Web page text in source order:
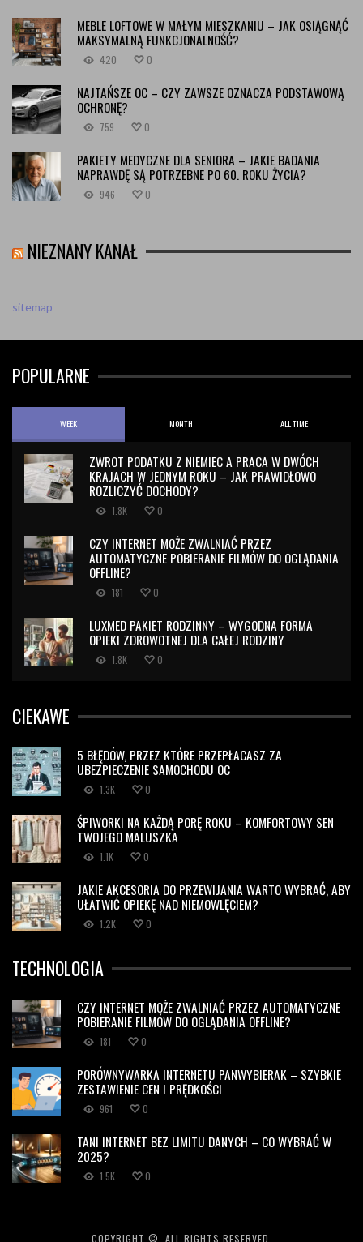
MEBLE LOFTOWE W MAŁYM MIESZKANIU – JAK OSIĄGNĄĆ
MAKSYMALNĄ FUNKCJONALNOŚĆ?
420 0
NAJTAŃSZE OC – CZY ZAWSZE OZNACZA PODSTAWOWĄ
OCHRONĘ?
759 0
PAKIETY MEDYCZNE DLA SENIORA – JAKIE BADANIA
NAPRAWDĘ SĄ POTRZEBNE PO 60. ROKU ŻYCIA?
946 0
NIEZNANY KANAŁ
sitemap
POPULARNE
WEEK MONTH ALL TIME
ZWROT PODATKU Z NIEMIEC A PRACA W DWÓCH
KRAJACH W JEDNYM ROKU – JAK PRAWIDŁOWO
ROZLICZYĆ DOCHODY?
1.8K 0
CZY INTERNET MOŻE ZWALNIAĆ PRZEZ
AUTOMATYCZNE POBIERANIE FILMÓW DO OGLĄDANIA
OFFLINE?
181 0
LUXMED PAKIET RODZINNY – WYGODNA FORMA
OPIEKI ZDROWOTNEJ DLA CAŁEJ RODZINY
1.8K 0
CIEKAWE
5 BŁĘDÓW, PRZEZ KTÓRE PRZEPŁACASZ ZA
UBEZPIECZENIE SAMOCHODU OC
1.3K 0
ŚPIWORKI NA KAŻDĄ PORĘ ROKU – KOMFORTOWY SEN
TWOJEGO MALUSZKA
1.1K 0
JAKIE AKCESORIA DO PRZEWIJANIA WARTO WYBRAĆ, ABY
UŁATWIĆ OPIEKĘ NAD NIEMOWLĘCIEM?
1.2K 0
TECHNOLOGIA
CZY INTERNET MOŻE ZWALNIAĆ PRZEZ AUTOMATYCZNE
POBIERANIE FILMÓW DO OGLĄDANIA OFFLINE?
181 0
PORÓWNYWARKA INTERNETU PANWYBIERAK – SZYBKIE
ZESTAWIENIE CEN I PRĘDKOŚCI
961 0
TANI INTERNET BEZ LIMITU DANYCH – CO WYBRAĆ W
2025?
1.5K 0
COPYRIGHT ©, ALL RIGHTS RESERVED.